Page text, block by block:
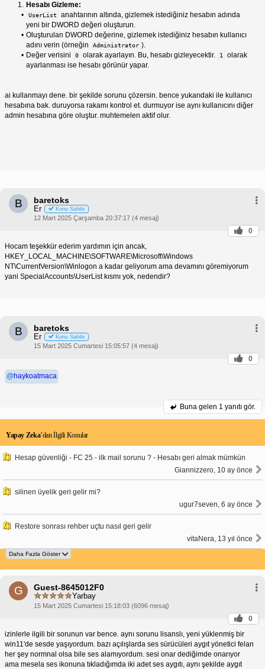
Hesabı Gizleme:
UserList
anahtarının altında, gizlemek istediğiniz hesabın adında
yeni bir DWORD değeri oluşturun.
Oluşturulan DWORD değerine, gizlemek istediğiniz hesabın kullanıcı
adını verin (örneğin
Administrator ).
Değer verisini
0 olarak ayarlayın. Bu, hesabı gizleyecektir. 1
olarak
ayarlanması ise hesabı görünür yapar.
ai kullanmayı dene. bir şekilde sorunu çözersin. bence yukarıdaki ile kullanıcı
hesabına bak. duruyorsa rakamı kontrol et. durmuyor ise aynı kullanıcını diğer
admin hesabına göre oluştur. muhtemelen aktif olur.
B baretoks
Er Konu Sahibi
12 Mart 2025 Çarşamba 20:37:17 (4 mesaj)
0
Hocam teşekkür ederim yardımın için ancak,
HKEY_LOCAL_MACHINE\SOFTWARE\Microsoft\Windows
NT\CurrentVersion\Winlogon a kadar geliyorum ama devamını göremiyorum
yani SpecialAccounts\UserList kısmı yok, nedendir?
B baretoks
Er Konu Sahibi
15 Mart 2025 Cumartesi 15:05:57 (4 mesaj)
0
@haykoatmaca
Buna gelen 1 yanıtı gör.
Yapay Zeka’dan İlgili Konular
Hesap güvenliği - FC 25 - ilk mail sorunu ? - Hesabı geri almak mümkün
Giannizzero, 10 ay önce
silinen üyelik geri gelir mi?
ugur7seven, 6 ay önce
Restore sonrası rehber uçtu nasıl geri gelir
vitaNera, 13 yıl önce
G Guest-8645012F0
Yarbay
15 Mart 2025 Cumartesi 15:18:03 (6096 mesaj)
0
izinlerle ilgili bir sorunun var bence. aynı sorunu lisanslı, yeni yüklenmiş bir
win11'de sesde yaşıyordum. bazı açılışlarda ses sürücüleri aygıt yönetici felan
her şey normnal olsa bile ses alamıyordum. sesi onar dediğimde onarıyor
ama mesela ses ikonuna tıkladığımda iki adet ses aygıtı, aynı şekilde aygıt